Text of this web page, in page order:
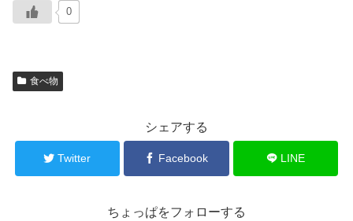
0
食べ物
シェアする
Twitter Facebook LINE
ちょっぱをフォローする